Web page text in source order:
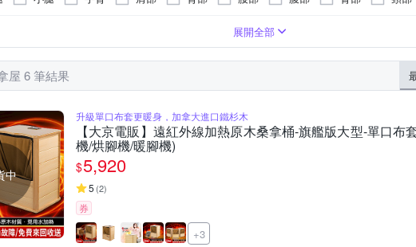
微電腦式控制面板
展開全部
屋 6 筆結果
中
升級單口布套更暖身，加拿大進口鐵杉木
【大京電販】遠紅外線加熱原木桑拿桶-旗艦版大型-單口布
機/烘腳機/暖腳機)
$5,920
5 (2)
券
+3